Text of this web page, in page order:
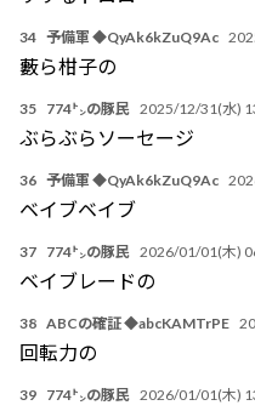
34 予備軍 ◆QyAk6kZuQ9Ac
藪ら柑子の
35 774㌧の豚民 2025/12/31(水)
ぶらぶらソーセージ
36 予備軍 ◆QyAk6kZuQ9Ac
ベイブベイブ
37 774㌧の豚民 2026/01/01(木)
ベイブレードの
38 ABCの確証 ◆abcKAMTrPE
回転力の
39 774㌧の豚民 2026/01/01(木)